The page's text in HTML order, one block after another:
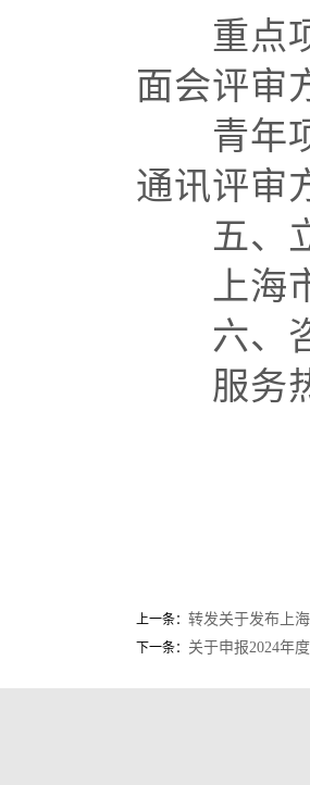
重点项
面会评审
青年项
通讯评审
五、立
上海市
六、咨
服务热
上一条： 转发关于发布上
下一条： 关于申报2024年